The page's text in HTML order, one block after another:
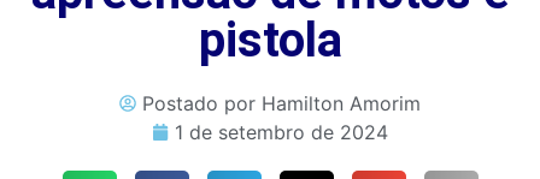
pistola
Postado por Hamilton Amorim
1 de setembro de 2024